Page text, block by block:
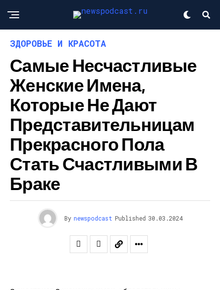
ЗДОРОВЬЕ И КРАСОТА
Самые Несчастливые
Женские Имена,
Которые Не Дают
Представительницам
Прекрасного Пола
Стать Счастливыми В
Браке
By newspodcast Published 30.03.2024